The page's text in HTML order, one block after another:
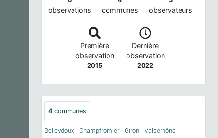
observations communes observateurs
Première
observation
2015
Dernière
observation
2022
4 communes
Belleydoux - Champfromier- Giron - Valserhône